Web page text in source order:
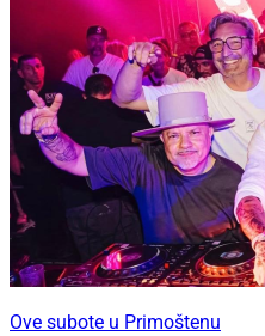
Ove subote u Primoštenu